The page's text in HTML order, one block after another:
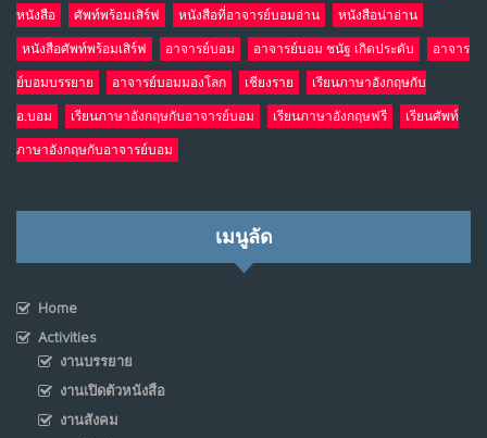
หนังสือ ศัพท์พร้อมเสิร์ฟ หนังสือที่อาจารย์บอมอ่าน หนังสือน่าอ่าน
หนังสือศัพท์พร้อมเสิร์ฟ อาจารย์บอม อาจารย์บอม ชนัฐ เกิดประดับ อาจาร
ย์บอมบรรยาย อาจารย์บอมมองโลก เชียงราย เรียนภาษาอังกฤษกับ
อ.บอม เรียนภาษาอังกฤษกับอาจารย์บอม เรียนภาษาอังกฤษฟรี เรียนศัพท์
ภาษาอังกฤษกับอาจารย์บอม
เมนูลัด
Home
Activities
งานบรรยาย
งานเปิดตัวหนังสือ
งานสังคม